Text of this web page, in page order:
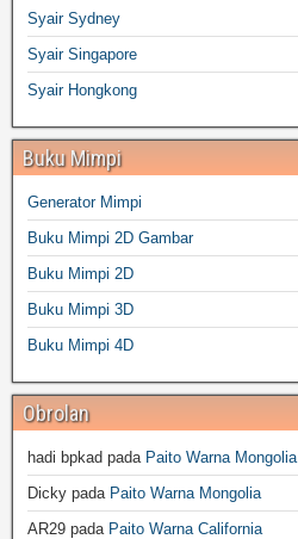
Syair Sydney
Syair Singapore
Syair Hongkong
Buku Mimpi
Generator Mimpi
Buku Mimpi 2D Gambar
Buku Mimpi 2D
Buku Mimpi 3D
Buku Mimpi 4D
Obrolan
hadi bpkad pada Paito Warna Mongolia
Dicky pada Paito Warna Mongolia
AR29 pada Paito Warna California